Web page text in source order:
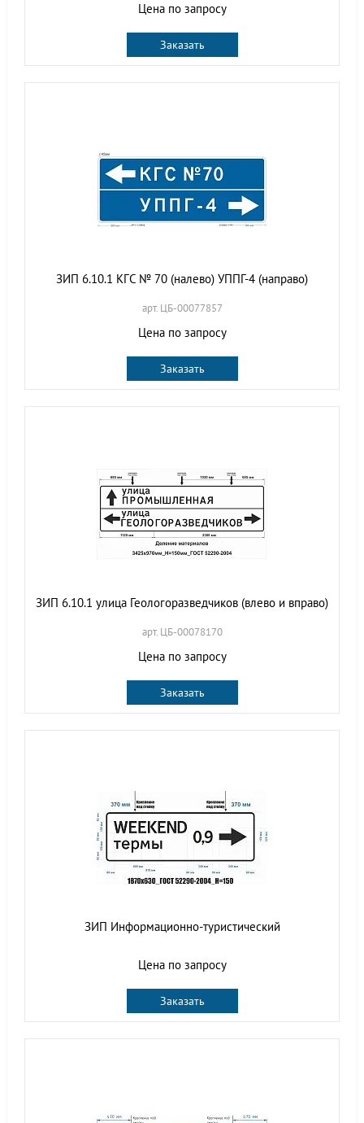
Цена по запросу
Заказать
ЗИП 6.10.1 КГС № 70 (налево) УППГ-4 (направо)
арт. ЦБ-00077857
Цена по запросу
Заказать
ЗИП 6.10.1 улица Геологоразведчиков (влево и вправо)
арт. ЦБ-00078170
Цена по запросу
Заказать
ЗИП Информационно-туристический
Цена по запросу
Заказать